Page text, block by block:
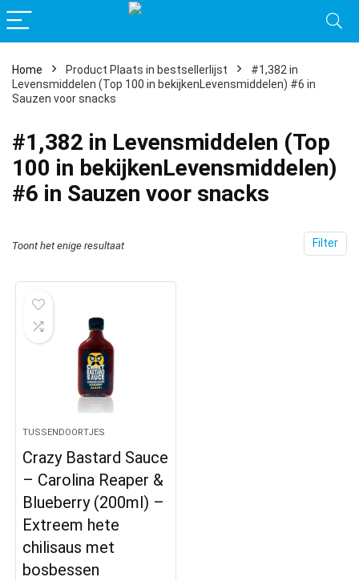
Home Product Plaats in bestsellerlijst
#1,382 in
Levensmiddelen (Top 100 in bekijkenLevensmiddelen) #6 in
Sauzen voor snacks
#1,382 in Levensmiddelen (Top
100 in bekijkenLevensmiddelen)
#6 in Sauzen voor snacks
Filter
Toont het enige resultaat
TUSSENDOORTJES
Crazy Bastard Sauce
– Carolina Reaper &
Blueberry (200ml) –
Extreem hete
chilisaus met
bosbessen